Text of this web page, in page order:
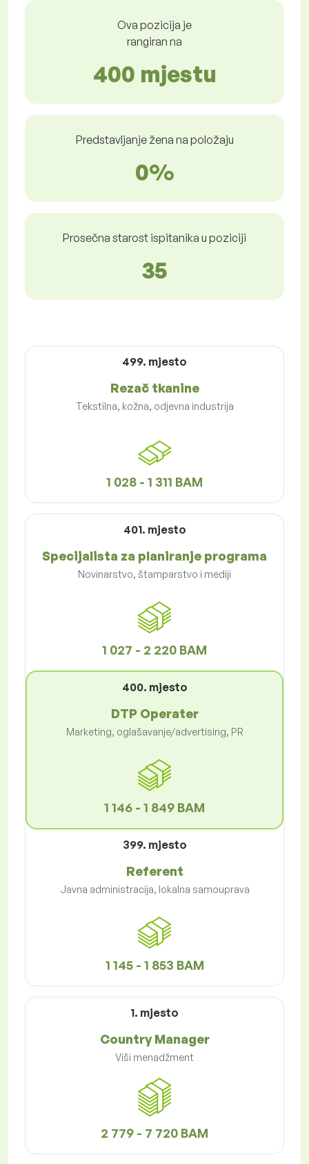
Ova pozicija je
rangiran na
400 mjestu
Predstavljanje žena na položaju
0%
Prosečna starost ispitanika u poziciji
35
499. mjesto
Rezač tkanine
Tekstilna, kožna, odjevna industrija
1 028 - 1 311 BAM
401. mjesto
Specijalista za planiranje programa
Novinarstvo, štamparstvo i mediji
1 027 - 2 220 BAM
400. mjesto
DTP Operater
Marketing, oglašavanje/advertising, PR
1 146 - 1 849 BAM
399. mjesto
Referent
Javna administracija, lokalna samouprava
1 145 - 1 853 BAM
1. mjesto
Country Manager
Viši menadžment
2 779 - 7 720 BAM